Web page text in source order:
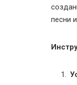
песни